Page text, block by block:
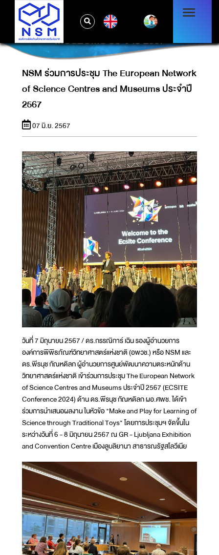
NSM ร่วมการประชุม THE EUROPEAN
NETWORK OF SCIENCE CENTRES AND
MUSEUMS ประจำปี 2567
NSM ร่วมการประชุม The European Network
of Science Centres and Museums ประจำปี
2567
07 มิ.ย. 2567
วันที่ 7 มิถุนายน 2567 / ดร.กรรณิการ์ เฉิน รองผู้อำนวยการ
องค์การพิพิธภัณฑ์วิทยาศาสตร์แห่งชาติ (อพวช.) หรือ NSM และ
ดร.พีรนุช กัณหดิลก ผู้อำนวยการศูนย์พัฒนาความตระหนักด้าน
วิทยาศาสตร์แห่งชาติ เข้าร่วมการประชุม The European Network
of Science Centres and Museums ประจำปี 2567 (ECSITE
Conference 2024) ด้าน ดร.พีรนุช กัณหดิลก ผอ.ศพช. ได้เข้า
ร่วมการนำเสนอผลงาน ในหัวข้อ "Make and Play for Learning of
Science through Traditional Toys" โดยการประชุมฯ จัดขึ้นใน
ระหว่างวันที่ 6 - 8 มิถุนายน 2567 ณ GR - Ljubljana Exhibition
and Convention Centre เมืองลูบลิยานา สาธารณรัฐสโลวีเนีย